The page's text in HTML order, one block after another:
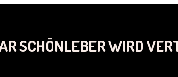
SCHÖNLEBER WIRD